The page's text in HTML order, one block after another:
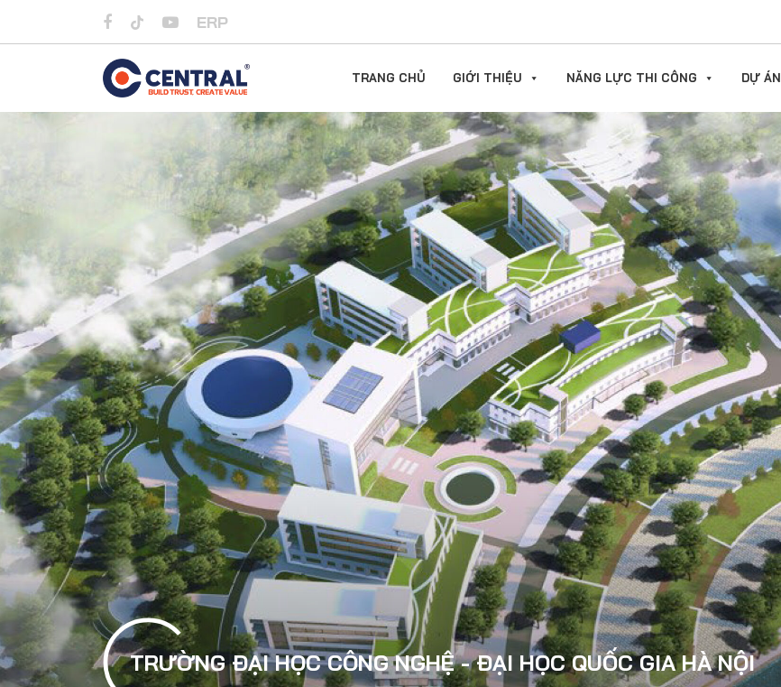
ERP
TRANG CHỦ GIỚI THIỆU NĂNG LỰC THI CÔNG DỰ ÁN
TRƯỜNG ĐẠI HỌC CÔNG NGHỆ - ĐẠI HỌC QUỐC GIA HÀ NỘI